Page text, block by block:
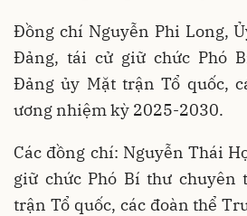
Đồng chí Nguyễn Phi Long,
Đảng, tái cử giữ chức Phó
Đảng ủy Mặt trận Tổ quốc,
ương nhiệm kỳ 2025-2030.
Các đồng chí: Nguyễn Thái
giữ chức Phó Bí thư chuyên
trận Tổ quốc, các đoàn thể